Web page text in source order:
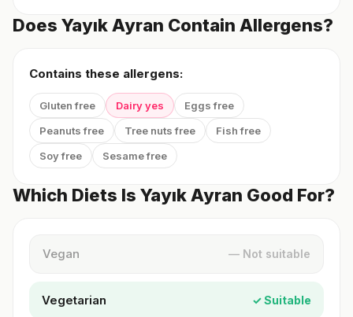
Does Yayık Ayran Contain Allergens?
Contains these allergens:
Gluten free Dairy yes
Eggs free
Peanuts free
Tree nuts free
Fish free
Soy free
Sesame free
Which Diets Is Yayık Ayran Good For?
Vegan — Not suitable
Vegetarian ✓ Suitable